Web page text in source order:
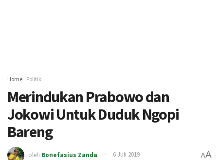
Home Politik
Merindukan Prabowo dan
Jokowi Untuk Duduk Ngopi
Bareng
oleh Bonefasius Zanda 6 Juli 2019 AA